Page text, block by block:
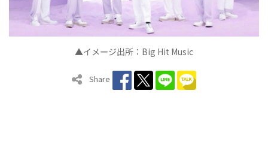
▲イメ ージ出所： Big Hit Music
Share